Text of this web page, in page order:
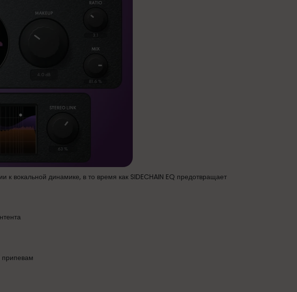
вокальной динамике, в то время как SIDECHAIN EQ предотвращает